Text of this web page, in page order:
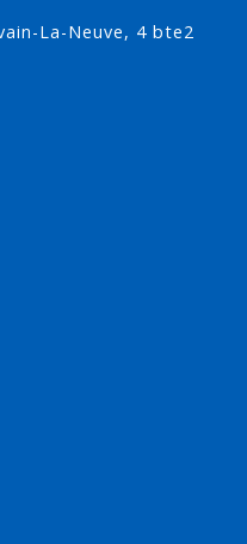
La-Neuve, 4 bte2